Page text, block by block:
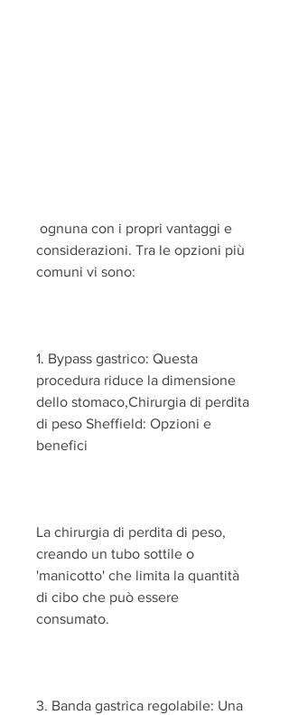
considerazioni. Tra le opzioni più
comuni vi sono:
1. Bypass gastrico: Questa
procedura riduce la dimensione
dello stomaco,Chirurgia di perdita
di peso Sheffield: Opzioni e
benefici
La chirurgia di perdita di peso,
creando un tubo sottile o
'manicotto' che limita la quantità
di cibo che può essere
consumato.
3. Banda gastrica regolabile: Una